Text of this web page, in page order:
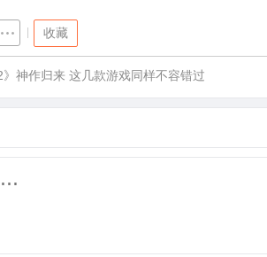
收藏
》神作归来 这几款游戏同样不容错过